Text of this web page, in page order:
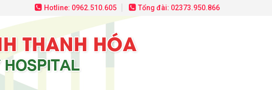
Hotline: 0962.510.605 Tổng đài: 02373.950.866